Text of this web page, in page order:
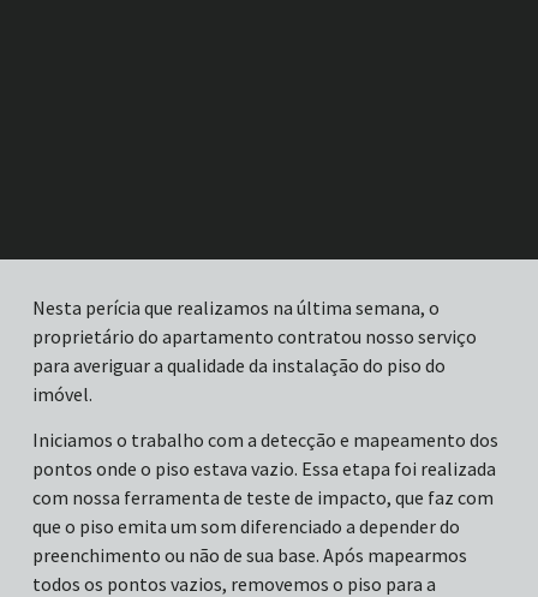
Nesta perícia que realizamos na última semana, o
proprietário do apartamento contratou nosso serviço
para averiguar a qualidade da instalação do piso do
imóvel.
Iniciamos o trabalho com a detecção e mapeamento dos
pontos onde o piso estava vazio. Essa etapa foi realizada
com nossa ferramenta de teste de impacto, que faz com
que o piso emita um som diferenciado a depender do
preenchimento ou não de sua base. Após mapearmos
todos os pontos vazios, removemos o piso para a